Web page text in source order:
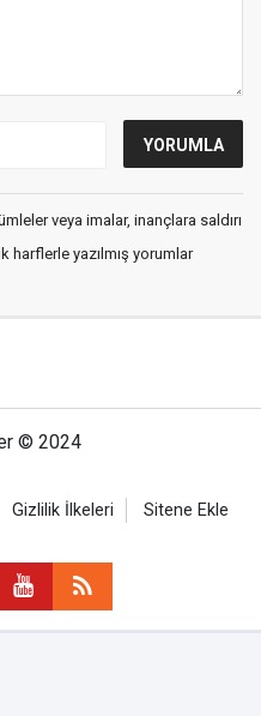
veya imalar, inançlara saldırı
harflerle yazılmış yorumlar
© 2024
Gizlilik İlkeleri Sitene Ekle